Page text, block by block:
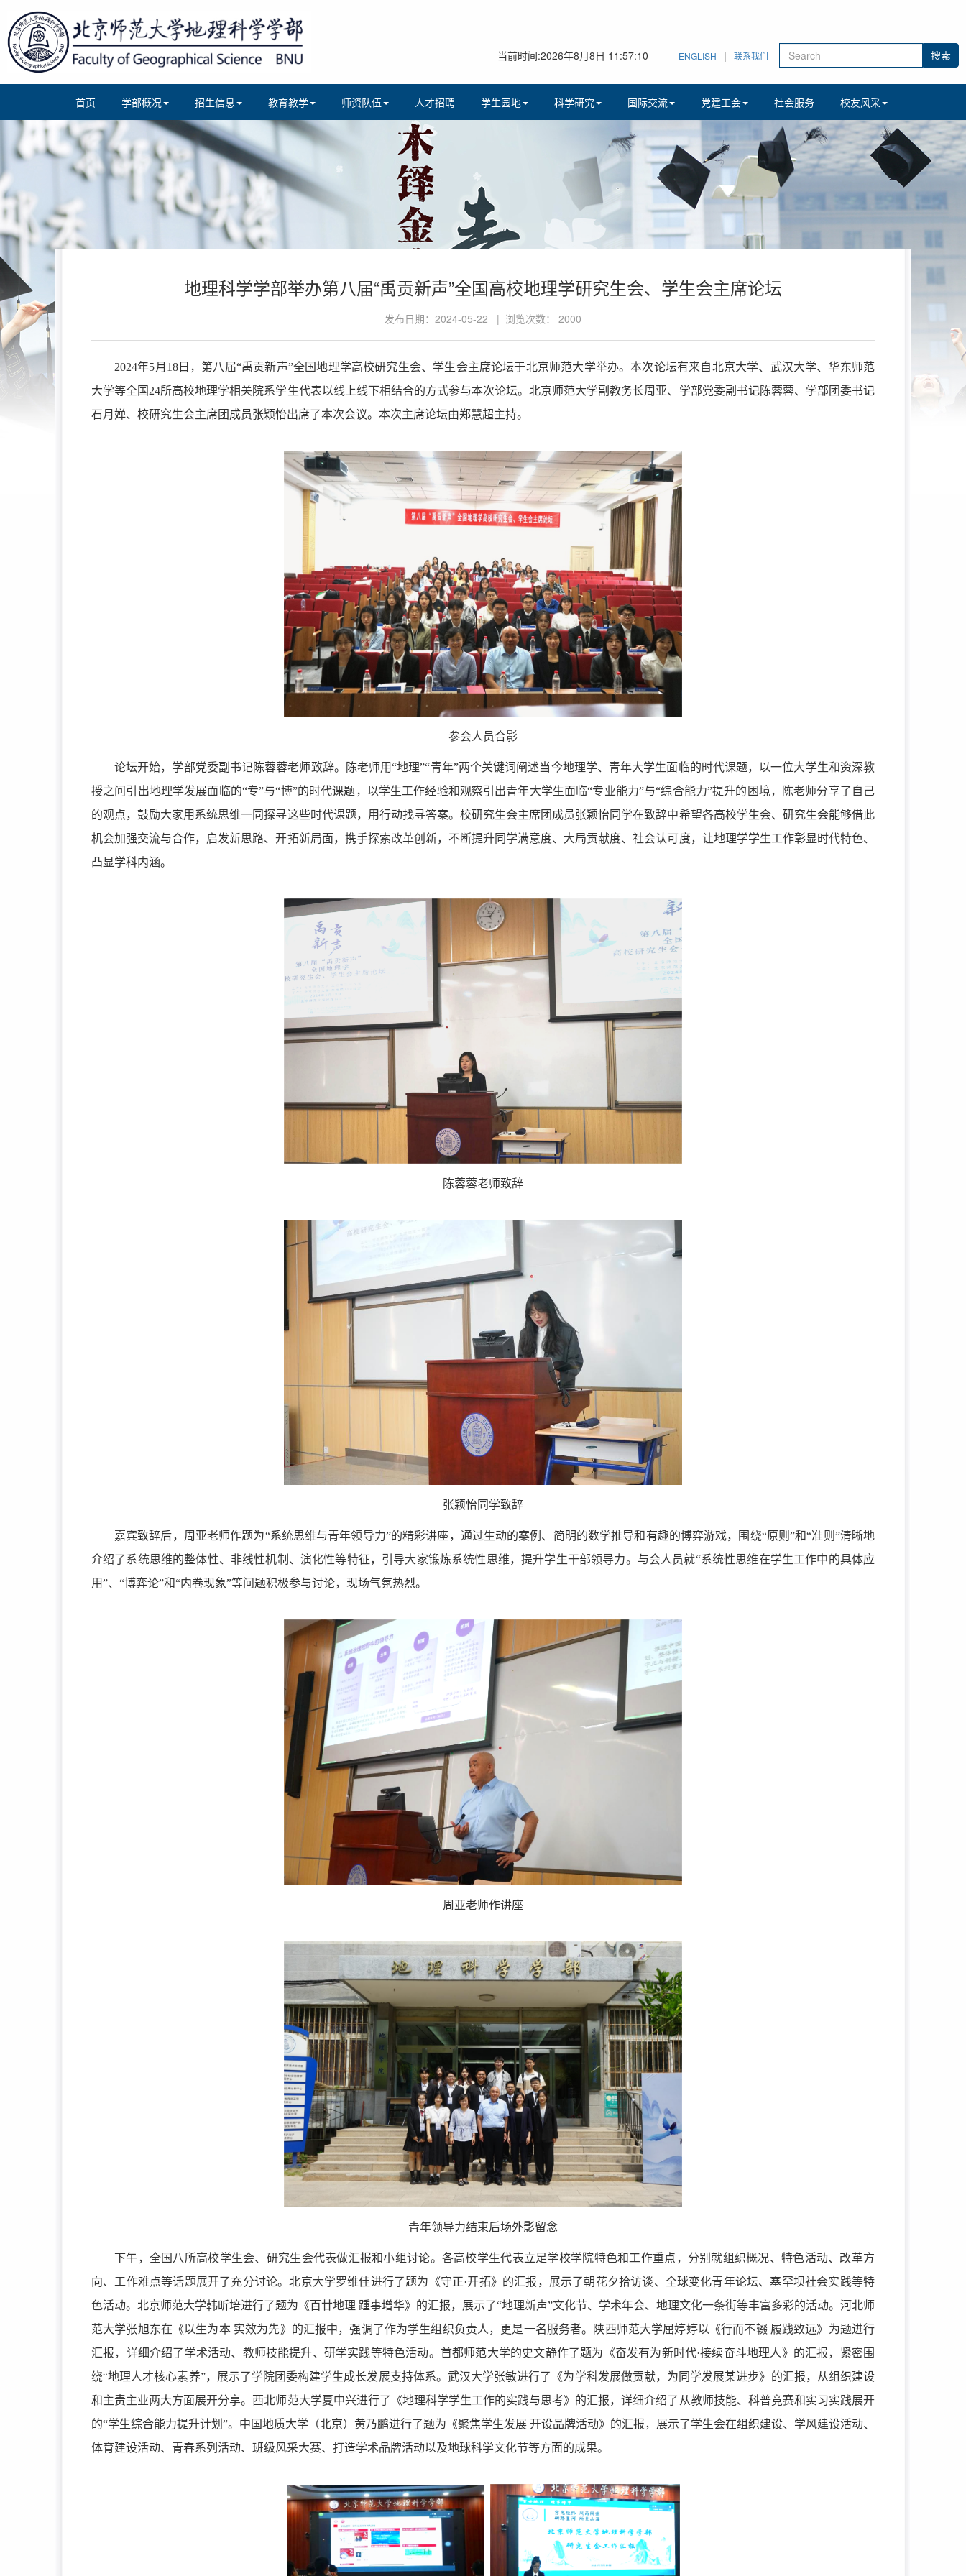
当前时间:2026年8月8日 11:57:12 ENGLISH | 联系我们
首页 学部概况 招生信息 教育教学 师资队伍 人才招聘 学生园地 科学研究 国际交流 党建工会 社会服务 校友风采
地理科学学部举办第八届“禹贡新声”全国高校地理学研究生会、学生会主席论坛
发布日期：2024-05-22 | 浏览次数： 2000
2024年5月18日，第八届“禹贡新声”全国地理学高校研究生会、学生会主席论坛于北京师范大学举办。本次论坛有来自北京大学、武汉大学、华东师范
大学等全国24所高校地理学相关院系学生代表以线上线下相结合的方式参与本次论坛。北京师范大学副教务长周亚、学部党委副书记陈蓉蓉、学部团委书记
石月婵、校研究生会主席团成员张颖怡出席了本次会议。本次主席论坛由郑慧超主持。
参会人员合影
论坛开始，学部党委副书记陈蓉蓉老师致辞。陈老师用“地理”“青年”两个关键词阐述当今地理学、青年大学生面临的时代课题，以一位大学生和资深教
授之问引出地理学发展面临的“专”与“博”的时代课题，以学生工作经验和观察引出青年大学生面临“专业能力”与“综合能力”提升的困境，陈老师分享了自己
的观点，鼓励大家用系统思维一同探寻这些时代课题，用行动找寻答案。校研究生会主席团成员张颖怡同学在致辞中希望各高校学生会、研究生会能够借此
机会加强交流与合作，启发新思路、开拓新局面，携手探索改革创新，不断提升同学满意度、大局贡献度、社会认可度，让地理学学生工作彰显时代特色、
凸显学科内涵。
陈蓉蓉老师致辞
张颖怡同学致辞
嘉宾致辞后，周亚老师作题为“系统思维与青年领导力”的精彩讲座，通过生动的案例、简明的数学推导和有趣的博弈游戏，围绕“原则”和“准则”清晰地
介绍了系统思维的整体性、非线性机制、演化性等特征，引导大家锻炼系统性思维，提升学生干部领导力。与会人员就“系统性思维在学生工作中的具体应
用”、“博弈论”和“内卷现象”等问题积极参与讨论，现场气氛热烈。
周亚老师作讲座
青年领导力结束后场外影留念
下午，全国八所高校学生会、研究生会代表做汇报和小组讨论。各高校学生代表立足学校学院特色和工作重点，分别就组织概况、特色活动、改革方
向、工作难点等话题展开了充分讨论。北京大学罗维佳进行了题为《守正·开拓》的汇报， 展示了朝花夕拾访谈、全球变化青年论坛、塞罕坝社会实践等特
色活动。 北京师范大学韩昕培进行了题为《百廿地理 踵事增华》的汇报，展示了“地理新声”文化节、学术年会、地理文化一条街等丰富多彩的活动。河北师
范大学张旭东在《以生为本 实效为先》的汇报中，强调了作为学生组织负责人，更是一名服务者。陕西师范大学屈婷婷以《行而不辍 履践致远》为题进行
汇报，详细介绍了学术活动、教师技能提升、研学实践等特色活动。首都师范大学的史文静作了题为《奋发有为新时代·接续奋斗地理人》的汇报，紧密围
绕“地理人才核心素养”，展示了学院团委构建学生成长发展支持体系。武汉大学张敏进行了《为学科发展做贡献，为同学发展某进步》的汇报，从组织建设
和主责主业两大方面展开分享。西北师范大学夏中兴进行了《地理科学学生工作的实践与思考》的汇报，详细介绍了从教师技能、科普竞赛和实习实践展开
的“学生综合能力提升计划”。中国地质大学（北京）黄乃鹏进行了题为《聚焦学生发展 开设品牌活动》的汇报，展示了学生会在组织建设、学风建设活动、
体育建设活动、青春系列活动、班级风采大赛、打造学术品牌活动以及地球科学文化节等方面的成果。